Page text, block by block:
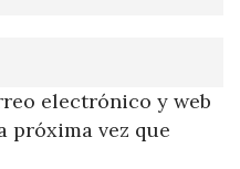
electrónico y web
próxima vez que